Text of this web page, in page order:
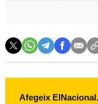
Afegeix